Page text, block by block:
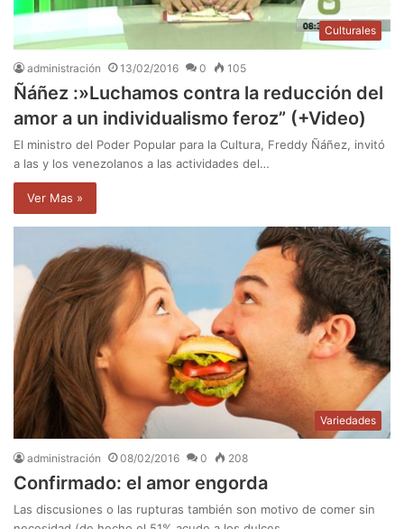
Culturales
administración 13/02/2016 0 105
Ñáñez :»Luchamos contra la reducción del
amor a un individualismo feroz” (+Video)
El ministro del Poder Popular para la Cultura, Freddy Ñáñez, invitó
a las y los venezolanos a las actividades del…
Ver Mas »
Variedades
administración 08/02/2016 0 208
Confirmado: el amor engorda
Las discusiones o las rupturas también son motivo de comer sin